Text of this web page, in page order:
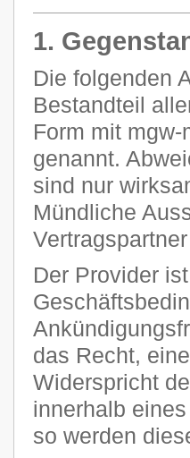
1.
Die folgenden
Bestandteil
Form mit
genannt.
sind nur
Mündliche
Der Provider
das Recht,
Widerspricht
innerhalb
so werden